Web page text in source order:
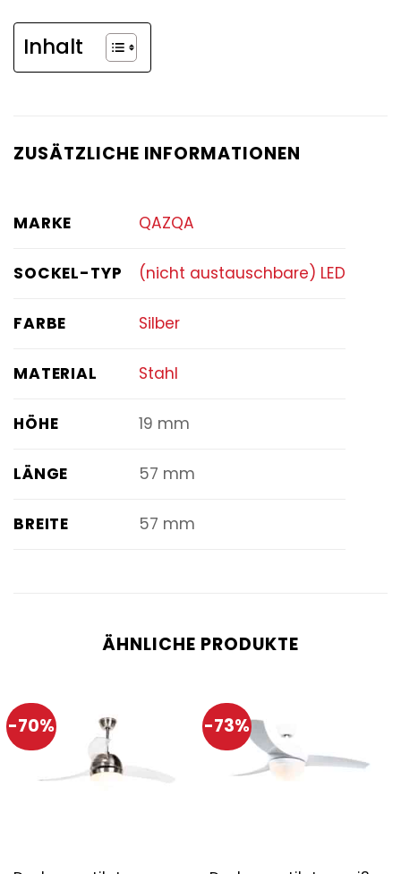
Inhalt
ZUSÄTZLICHE INFORMATIONEN
MARKE QAZQA
SOCKEL-TYP (nicht austauschbare) LED
FARBE Silber
MATERIAL Stahl
HÖHE 19 mm
LÄNGE 57 mm
BREITE 57 mm
ÄHNLICHE PRODUKTE
-70% -73%